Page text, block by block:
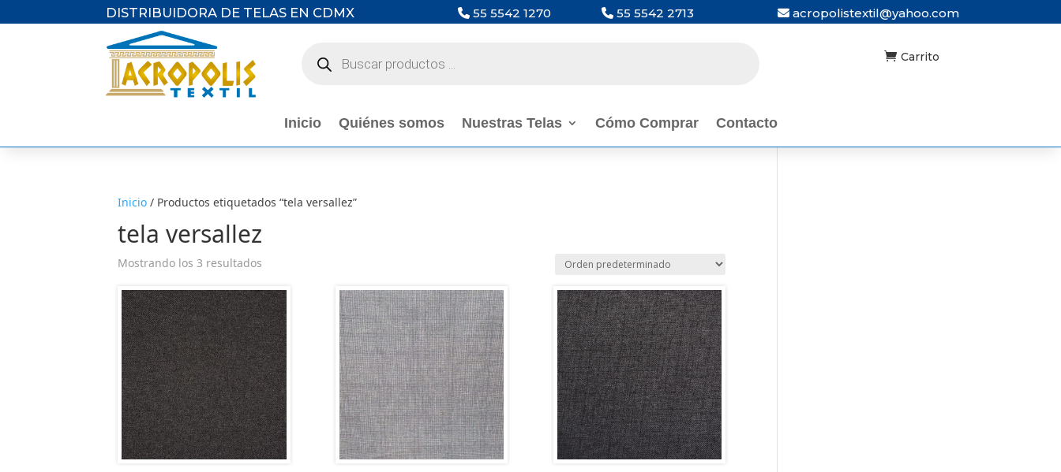
DISTRIBUIDORA DE TELAS EN CDMX 55 5542 1270 55 5542 2713 acropolistextil@yahoo.com
productos
 Carrito
Inicio Quiénes somos Nuestras Telas Cómo Comprar Contacto
Inicio / Productos etiquetados “tela versallez”
tela versallez
Mostrando los 3 resultados